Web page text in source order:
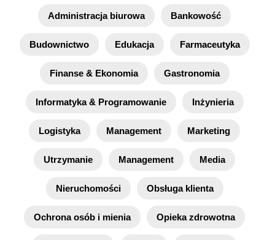
Administracja biurowa Bankowość
Budownictwo Edukacja Farmaceutyka
Finanse & Ekonomia Gastronomia
Informatyka & Programowanie Inżynieria
Logistyka Management Marketing
Utrzymanie Management Media
Nieruchomości Obsługa klienta
Ochrona osób i mienia Opieka zdrowotna